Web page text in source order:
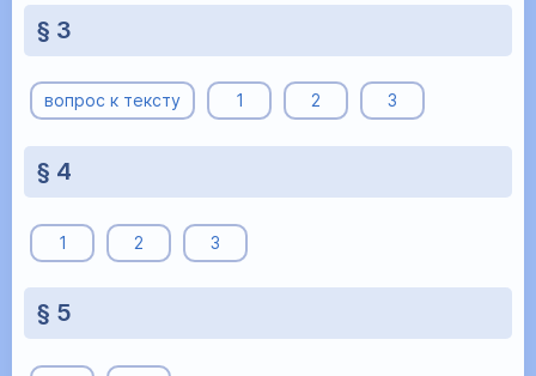
§ 3
вопрос к тексту 1 2 3
§ 4
1 2 3
§ 5